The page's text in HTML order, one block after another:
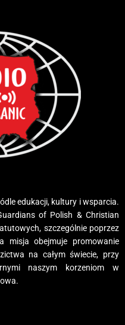
edukacji, kultury i wsparcia.
of Polish & Christian
szczególnie poprzez
misja obejmuje promowanie
na całym świecie, przy
naszym korzeniom w